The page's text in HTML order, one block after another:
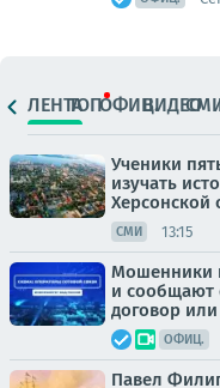
ЛЕНТАТОПОФИЦ.ВИДЕО
Ученики
изучать
Херсонской
СМИ 13:15
Мошенники
и сообщают
договор или
ОФИЦ.
Павел